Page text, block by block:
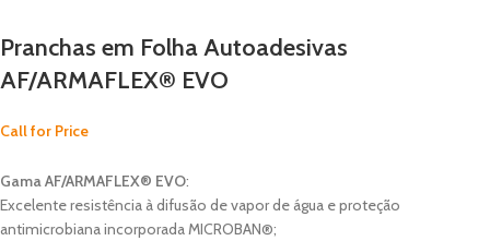
Pranchas em Folha Autoadesivas
AF/ARMAFLEX® EVO
Call for Price
Gama AF/ARMAFLEX® EVO:
Excelente resistência à difusão de vapor de água e proteção
antimicrobiana incorporada MICROBAN®;